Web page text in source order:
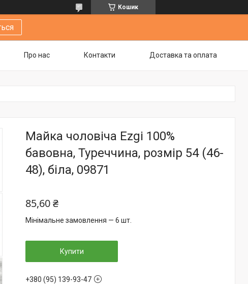
Кошик
Про нас Контакти Доставка та оплата
Майка чоловіча Ezgi 100%
бавовна, Туреччина, розмір 54 (46-
48), біла, 09871
85,60 ₴
Мінімальне замовлення — 6 шт.
Купити
+380 (95) 139-93-47